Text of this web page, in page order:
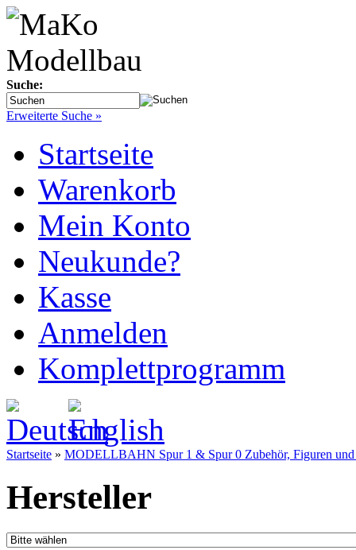
Suche:
Erweiterte Suche »
Startseite
Warenkorb
Mein Konto
Neukunde?
Kasse
Anmelden
Komplettprogramm
Startseite » MODELLBAHN Spur 1 & Spur 0 Zubehör, Figuren und
Hersteller